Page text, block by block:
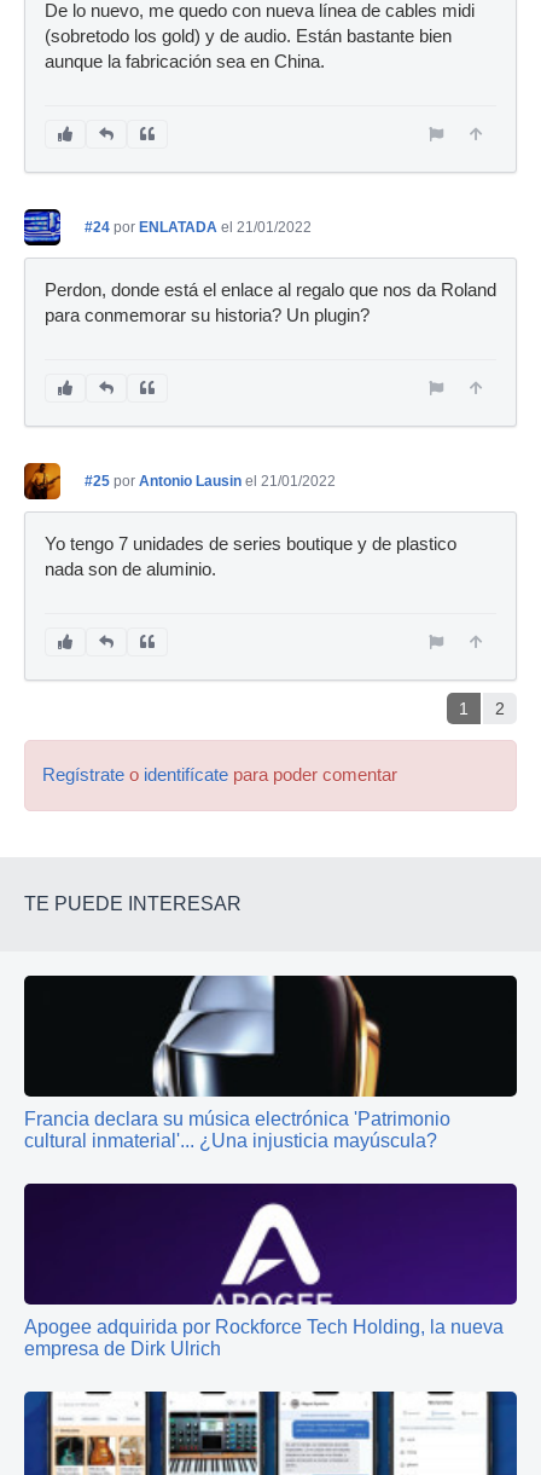
De lo nuevo, me quedo con nueva línea de cables midi
(sobretodo los gold) y de audio. Están bastante bien
aunque la fabricación sea en China.
#24 por ENLATADA el 21/01/2022
Perdon, donde está el enlace al regalo que nos da Roland
para conmemorar su historia? Un plugin?
#25 por Antonio Lausin el 21/01/2022
Yo tengo 7 unidades de series boutique y de plastico
nada son de aluminio.
1 2
Regístrate o identifícate para poder comentar
TE PUEDE INTERESAR
Francia declara su música electrónica 'Patrimonio
cultural inmaterial'... ¿Una injusticia mayúscula?
Apogee adquirida por Rockforce Tech Holding, la nueva
empresa de Dirk Ulrich